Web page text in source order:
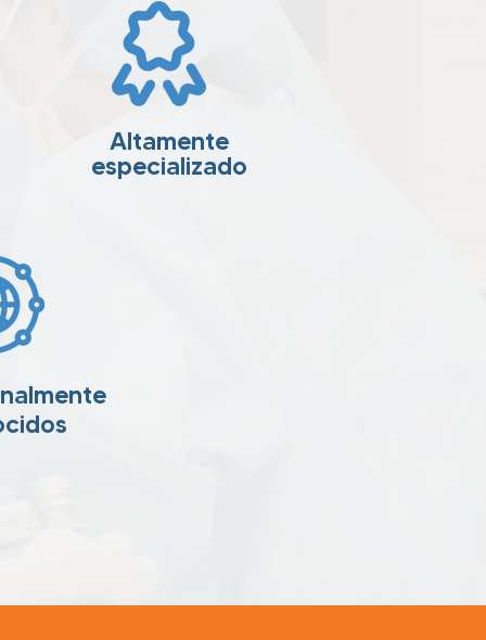
Altamente
especializado